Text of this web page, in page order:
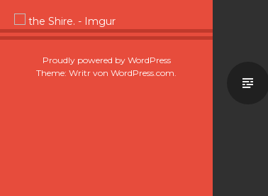
the Shire. - Imgur
Proudly powered by WordPress
Theme: Writr von WordPress.com.